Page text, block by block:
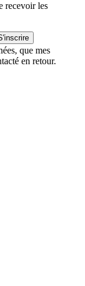
recevoir les
que mes
en retour.